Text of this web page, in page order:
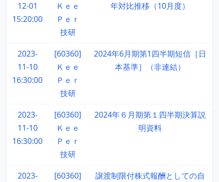
12-01
15:20:00
Ｋｅｅ
Ｐｅｒ
技研
年対比推移（10月度）
2023-
11-10
16:30:00
[60360]
Ｋｅｅ
Ｐｅｒ
技研
2024年6月期第1四半期短信［日
本基準］（非連結）
2023-
11-10
16:30:00
[60360]
Ｋｅｅ
Ｐｅｒ
技研
2024年６月期第１四半期決算説
明資料
2023-
[60360]
譲渡制限付株式報酬としての自